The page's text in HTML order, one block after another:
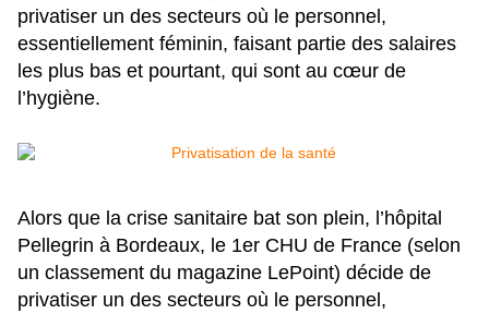
privatiser un des secteurs où le personnel,
essentiellement féminin, faisant partie des salaires
les plus bas et pourtant, qui sont au cœur de
l’hygiène.
Alors que la crise sanitaire bat son plein, l’hôpital
Pellegrin à Bordeaux, le 1er CHU de France (selon
un classement du magazine LePoint) décide de
privatiser un des secteurs où le personnel,